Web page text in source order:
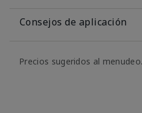
Consejos de aplicación
Precios sugeridos al menudeo.